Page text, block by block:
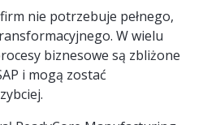
nie potrzebuje pełnego,
W wielu
biznesowe są zbliżone
i mogą zostać